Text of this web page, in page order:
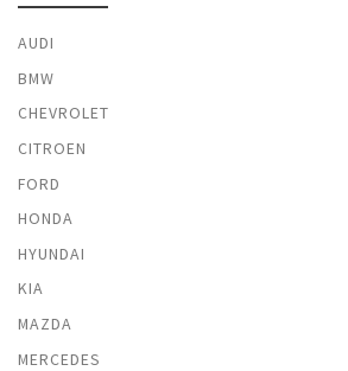
AUDI
BMW
CHEVROLET
CITROEN
FORD
HONDA
HYUNDAI
KIA
MAZDA
MERCEDES